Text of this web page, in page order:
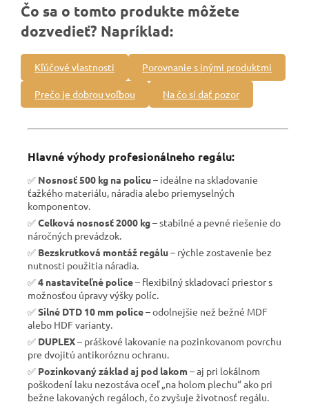
Čo sa o tomto produkte môžete
dozvedieť? Napríklad:
Kľúčové vlastnosti Porovnanie s inými produktmi
Prečo je dobrou voľbou Na čo si dať pozor
Hlavné výhody profesionálneho regálu:
✅ Nosnosť 500 kg na policu– ideálne na skladovanie
ťažkého materiálu, náradia alebo priemyselných
komponentov.
✅Celková nosnosť 2000 kg– stabilné a pevné riešenie do
náročných prevádzok.
✅ Bezskrutková montáž regálu– rýchle zostavenie bez
nutnosti použitia náradia.
✅4 nastaviteľné police– flexibilný skladovací priestor s
možnosťou úpravy výšky políc.
✅Silné DTD 10 mm police– odolnejšie než bežné MDF
alebo HDF varianty.
✅ DUPLEX– práškové lakovanie na pozinkovanom povrchu
pre dvojitú antikoróznu ochranu.
✅ Pozinkovaný základ aj pod lakom– aj pri lokálnom
poškodení laku nezostáva oceľ „na holom plechu“ ako pri
bežne lakovaných regáloch, čo zvyšuje životnosť regálu.